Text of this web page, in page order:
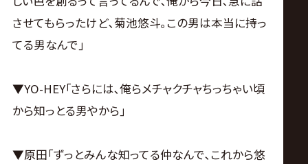
させてもらったけど､菊池悠斗｡この男は本当に持っ
てる男なんで｣
▼YO-HEY｢さらには､俺らメチャクチャちっちゃい頃
から知っとる男やから｣
▼原田｢ずっとみんな知ってる仲なんで､これから悠